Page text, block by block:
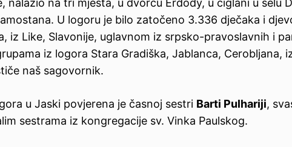
nalazio na tri mjesta, u dvorcu Erdödy, u ciglani u selu
U logoru je bilo zatočeno 3.336 dječaka i
iz Like, Slavonije, uglavnom iz srpsko-pravoslavnih i
iz logora Stara Gradiška, Jablanca, Cerobljana,
naš sagovornik.
u Jaski povjerena je časnoj sestri Barti Pulhariji,
sestrama iz kongregacije sv. Vinka Paulskog.